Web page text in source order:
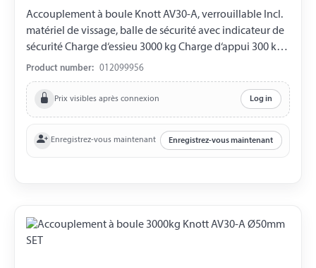
Accouplement à boule Knott AV30-A, verrouillable Incl.
matériel de vissage, balle de sécurité avec indicateur de
sécurité Charge d‘essieu 3000 kg Charge d‘appui 300 kg
Tube de traction-Ø 50 mm Trou horizontal Ø 14,5 mm
Trou vertical Ø 14,5 mm Distance entre les trous 40 mm
Product number: 012099956
Prix visibles après connexion Log in
Enregistrez-vous maintenant Enregistrez-vous maintenant